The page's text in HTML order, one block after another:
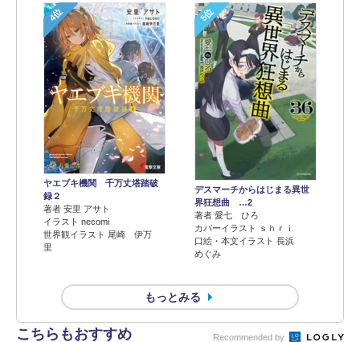
4位
ヤエブキ機関 千万丈塔踏破
録２
著者 安里 アサト
イラスト necomi
世界観イラスト 尾崎 伊万
里
5位
デスマーチからはじまる異世
界狂想曲 …2
著者 愛七 ひろ
カバーイラスト ｓｈｒｉ
口絵・本文イラスト 長浜
めぐみ
もっとみる
こちらもおすすめ Recommended by